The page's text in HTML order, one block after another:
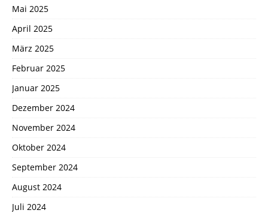
Mai 2025
April 2025
März 2025
Februar 2025
Januar 2025
Dezember 2024
November 2024
Oktober 2024
September 2024
August 2024
Juli 2024